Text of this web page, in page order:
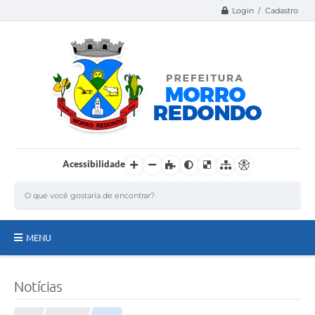
Login / Cadastro
Acessibilidade
MENU
Notícias